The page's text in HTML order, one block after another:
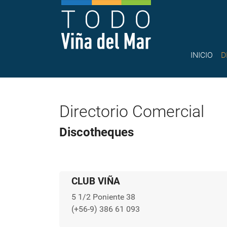
INICIO
Directorio Comercial
Discotheques
CLUB VIÑA
5 1/2 Poniente 38
(+56-9) 386 61 093